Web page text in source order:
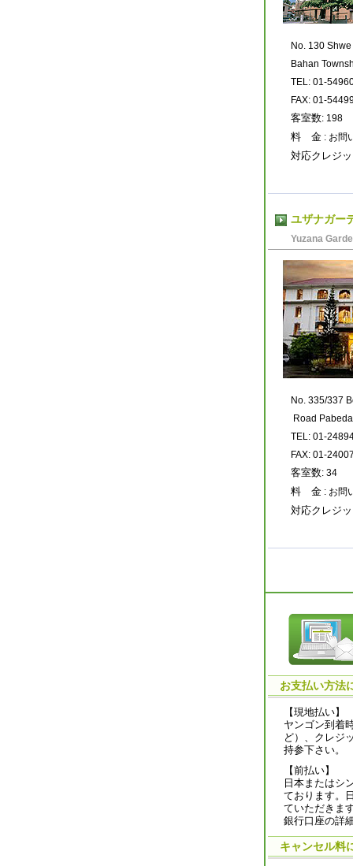
No. 130
Bahan
TEL: 01-
FAX: 01-
客室数: 198
料 金 : お問
対応クレジ
ユザナガー
Yuzana
No. 335/337
Road
TEL: 01-
FAX: 01-
客室数: 34
料 金 : お問
対応クレジ
お支払い方法
【現地払い】
ヤンゴン到着
ど）、クレジ
持参下さい。
【前払い】
日本またはシ
ております。
ていただきま
銀行口座の詳
キャンセル料